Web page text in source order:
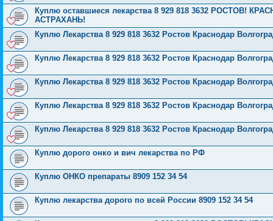
Куплю оставшиеся лекарства 8 929 818 3632 РОСТОВ!
АСТРАХАНЬ!
Куплю Лекарства 8 929 818 3632 Ростов Краснодар
Куплю Лекарства 8 929 818 3632 Ростов Краснодар
Куплю Лекарства 8 929 818 3632 Ростов Краснодар
Куплю Лекарства 8 929 818 3632 Ростов Краснодар
Куплю Лекарства 8 929 818 3632 Ростов Краснодар
Куплю дорого онко и вич лекарства по РФ
Куплю ОНКО препараты 8909 152 34 54
Куплю лекарства дорого по всей России 8909 152 34 54